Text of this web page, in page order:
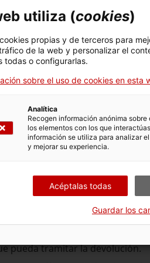
originales de depósito,
un duplicado a la Caja General
a 450,76 €, se publica el
(DOGC).
a 450,76 €, el anuncio se
las delegaciones del Gobierno
desde la publicación de la
la Caja General de
pueda tramitar la devolución.
utiliza (cookies)
propias y de terceros para
de la web y personalizar el
todas o configurarlas.
sobre el uso de cookies en esta
Analítica
Recogen información anónima
los elementos con los que
información se utiliza para analizar
y mejorar su experiencia.
Acéptalas todas
Guardar los